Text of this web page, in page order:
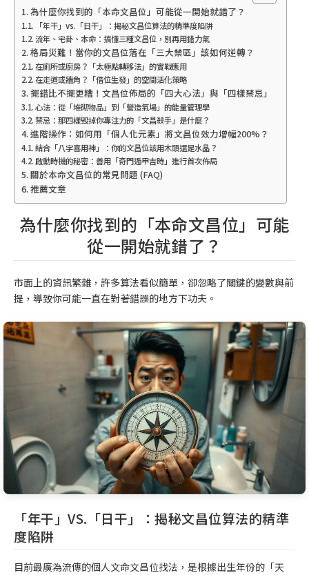
為什麼你找到的「本命文昌位」可能從一開始就錯了？
「年干」vs.「日干」：揭秘文昌位算法的精準度陷阱
流年、宅卦、本命：搞懂三種文昌位，別再用錯力氣
格局災難！當你的文昌位落在「三大禁區」該如何逆轉？
在廁所或廚房？「太極點轉移法」的實戰應用
在走道或牆角？「借位生發」的空間活化策略
擺錯比不擺更糟！文昌位佈局的「四大心法」與「四樣禁忌」
心法：從「堆砌物品」到「營造氣場」的能量管理學
禁忌：那四樣毀掉你專注力的「文昌殺手」是什麼？
進階操作：如何用「個人化元素」將文昌位效力增幅200%？
結合「八字喜用神」：你的文昌位該用木頭還是水晶？
啟動時機的秘密：善用「奇門遁甲吉時」進行首次佈局
關於本命文昌位的常見問題 (FAQ)
推薦文章
為什麼你找到的「本命文昌位」可能
從一開始就錯了？
市面上的資訊繁雜，許多算法看似簡單，卻忽略了關鍵的變數與前
提，導致你可能一直在對著錯誤的地方下功夫。
「年干」VS.「日干」：揭秘文昌位算法的精準
度陷阱
目前最廣為流傳的個人文命文昌位找法，是根據出生年份的「天